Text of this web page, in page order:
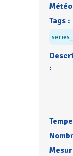
Tags :
: